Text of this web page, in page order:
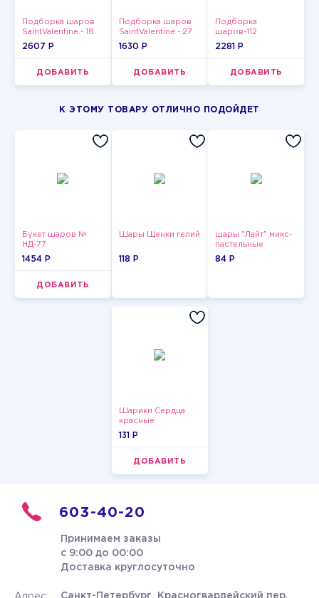
Подборка шаров
SaintValentine - 18
2607 P
ДОБАВИТЬ
Подборка шаров
SaintValentine - 27
1630 P
ДОБАВИТЬ
Подборка
шаров-112
2281 P
ДОБАВИТЬ
К ЭТОМУ ТОВАРУ ОТЛИЧНО ПОДОЙДЕТ
Букет шаров №
НД-77
1454 P
ДОБАВИТЬ
Шары Щенки гелий
118 P
шары "Лайт" микс-
пастельные
84 P
Шарики Сердца
красные
131 P
ДОБАВИТЬ
603-40-20
Принимаем заказы
с 9:00 до 00:00
Доставка круглосуточно
Санкт-Петербург, Красногвардейский пер.